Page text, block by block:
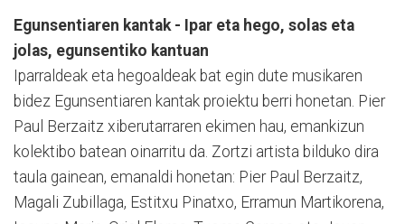
Egunsentiaren kantak - Ipar eta hego, solas eta
jolas, egunsentiko kantuan
Iparraldeak eta hegoaldeak bat egin dute musikaren
bidez Egun­sentiaren kantak proiektu berri honetan. Pier
Paul Berzaitz xiberutarraren ekimen hau, emankizun
kolektibo batean oinarritu da. Zortzi artista bilduko dira
taula gainean, emanaldi honetan: Pier Paul Berzaitz,
Magali Zubillaga, Estitxu Pinatxo, Erramun Martikorena,